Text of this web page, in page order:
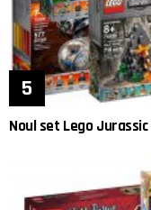
Noul set Lego